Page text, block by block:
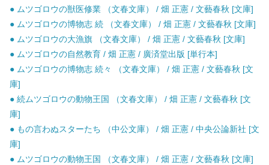
● ムツゴロウの獣医修業 （文春文庫） / 畑 正憲 / 文藝春秋 [文庫]
● ムツゴロウの博物志 続 （文春文庫） / 畑 正憲 / 文藝春秋 [文庫]
● ムツゴロウの大漁旗 （文春文庫） / 畑 正憲 / 文藝春秋 [文庫]
● ムツゴロウの自然教育 / 畑 正憲 / 廣済堂出版 [単行本]
● ムツゴロウの博物志 続々 （文春文庫） / 畑 正憲 / 文藝春秋 [文
庫]
● 続ムツゴロウの動物王国 （文春文庫） / 畑 正憲 / 文藝春秋 [文
庫]
● もの言わぬスターたち （中公文庫） / 畑 正憲 / 中央公論新社 [文
庫]
● ムツゴロウの動物王国 （文春文庫） / 畑 正憲 / 文藝春秋 [文庫]